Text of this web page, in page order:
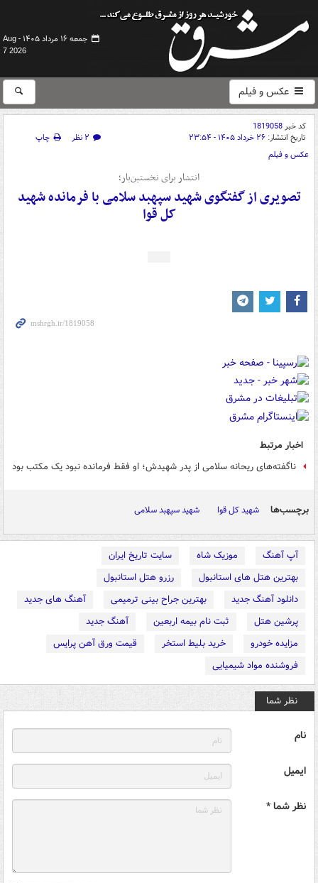
جمعه ۱۶ مرداد ۱۴۰۵ -
Aug
7 2026
عکس و فیلم
کد خبر1819058
تاریخ انتشار: ۲۶ خرداد ۱۴۰۵ - ۲۳:۵۴ ۲ نظر
چاپ
عکس و فیلم
انتشار برای نخستین‌بار؛
تصویری از گفتگوی شهید سپهبد سلامی با فرمانده شهید
کل قوا
اخبار مرتبط
ناگفته‌های ریحانه سلامی از پدر شهیدش؛ او فقط فرمانده نبود یک مکتب بود
برچسب‌ها شهید کل قوا شهید سپهبد سلامی
آپ آهنگ موزیک شاه
سایت تاریخ ایران
بهترین هتل های استانبول
رزرو هتل استانبول
دانلود آهنگ جدید
بهترین جراح بینی ترمیمی
آهنگ های جدید
پرشین هتل
ثبت نام بیمه اربعین
آهنگ جدید
مزایده خودرو
خرید بلیط استخر
قیمت ورق آهن پرایس
فروشنده مواد شیمیایی
نظر شما
نام
ایمیل
نظر شما *